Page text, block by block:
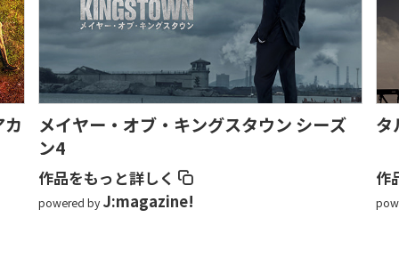
メイヤー・オブ・キングスタウン シーズ
ン4
作品をもっと詳しく
powered by J:magazine!
タ
作